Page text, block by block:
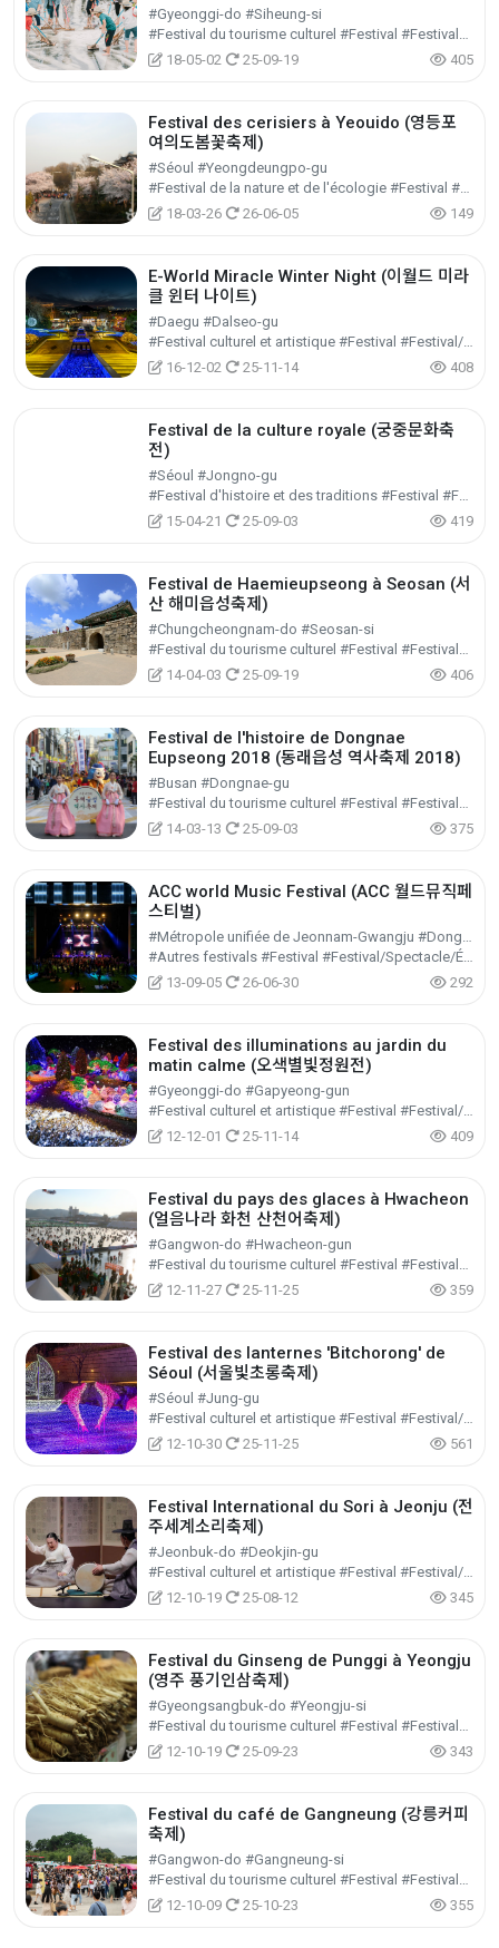
#Gyeonggi-do #Siheung-si
#Festival du tourisme culturel #Festival #Festival/Spectacle/Événement
18-05-02
25-09-19 405
Festival des cerisiers à Yeouido (영등포
여의도봄꽃축제)
#Séoul #Yeongdeungpo-gu
#Festival de la nature et de l'écologie #Festival #Festival/Spectacle/Événement
18-03-26
26-06-05 149
E-World Miracle Winter Night (이월드 미라
클 윈터 나이트)
#Daegu #Dalseo-gu
#Festival culturel et artistique #Festival #Festival/Spectacle/Événement
16-12-02
25-11-14 408
Festival de la culture royale (궁중문화축
전)
#Séoul #Jongno-gu
#Festival d'histoire et des traditions #Festival #Festival/Spectacle/Événement
15-04-21
25-09-03 419
Festival de Haemieupseong à Seosan (서
산 해미읍성축제)
#Chungcheongnam-do #Seosan-si
#Festival du tourisme culturel #Festival #Festival/Spectacle/Événement
14-04-03
25-09-19 406
Festival de l'histoire de Dongnae
Eupseong 2018 (동래읍성 역사축제 2018)
#Busan #Dongnae-gu
#Festival du tourisme culturel #Festival #Festival/Spectacle/Événement
14-03-13
25-09-03 375
ACC world Music Festival (ACC 월드뮤직페
스티벌)
#Métropole unifiée de Jeonnam-Gwangju #Dong-gu
#Autres festivals #Festival #Festival/Spectacle/Événement
13-09-05
26-06-30 292
Festival des illuminations au jardin du
matin calme (오색별빛정원전)
#Gyeonggi-do #Gapyeong-gun
#Festival culturel et artistique #Festival #Festival/Spectacle/Événement
12-12-01
25-11-14 409
Festival du pays des glaces à Hwacheon
(얼음나라 화천 산천어축제)
#Gangwon-do #Hwacheon-gun
#Festival du tourisme culturel #Festival #Festival/Spectacle/Événement
12-11-27
25-11-25 359
Festival des lanternes 'Bitchorong' de
Séoul (서울빛초롱축제)
#Séoul #Jung-gu
#Festival culturel et artistique #Festival #Festival/Spectacle/Événement
12-10-30
25-11-25 561
Festival International du Sori à Jeonju (전
주세계소리축제)
#Jeonbuk-do #Deokjin-gu
#Festival culturel et artistique #Festival #Festival/Spectacle/Événement
12-10-19
25-08-12 345
Festival du Ginseng de Punggi à Yeongju
(영주 풍기인삼축제)
#Gyeongsangbuk-do #Yeongju-si
#Festival du tourisme culturel #Festival #Festival/Spectacle/Événement
12-10-19
25-09-23 343
Festival du café de Gangneung (강릉커피
축제)
#Gangwon-do #Gangneung-si
#Festival du tourisme culturel #Festival #Festival/Spectacle/Événement
12-10-09
25-10-23 355